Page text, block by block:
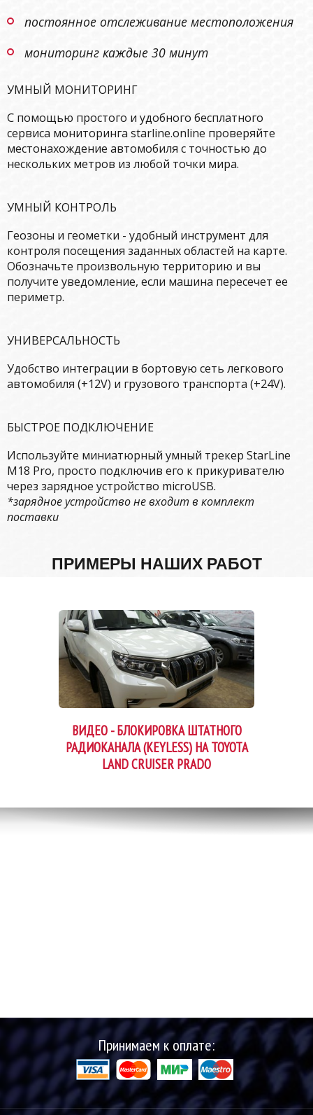
постоянное отслеживание местоположения
мониторинг каждые 30 минут
УМНЫЙ МОНИТОРИНГ
С помощью простого и удобного бесплатного
сервиса мониторинга starline.online проверяйте
местонахождение автомобиля с точностью до
нескольких метров из любой точки мира.
УМНЫЙ КОНТРОЛЬ
Геозоны и геометки - удобный инструмент для
контроля посещения заданных областей на карте.
Обозначьте произвольную территорию и вы
получите уведомление, если машина пересечет ее
периметр.
УНИВЕРСАЛЬНОСТЬ
Удобство интеграции в бортовую сеть легкового
автомобиля (+12V) и грузового транспорта (+24V).
БЫСТРОЕ ПОДКЛЮЧЕНИЕ
Используйте миниатюрный умный трекер StarLine
М18 Pro, просто подключив его к прикуривателю
через зарядное устройство microUSB.
*зарядное устройство не входит в комплект
поставки
ПРИМЕРЫ НАШИХ РАБОТ
ВИДЕО - БЛОКИРОВКА ШТАТНОГО
РАДИОКАНАЛА (KEYLESS) НА TOYOTA
LAND CRUISER PRADO
Принимаем к оплате: